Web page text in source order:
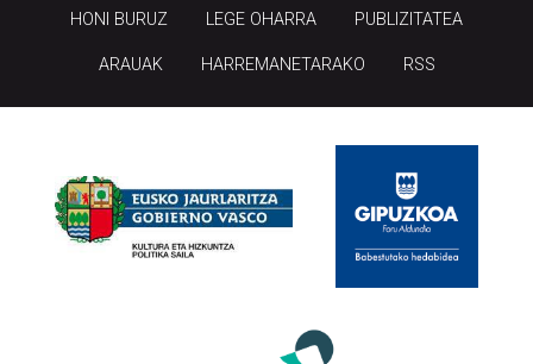
HONI BURUZ LEGE OHARRA PUBLIZITATEA
ARAUAK HARREMANETARAKO RSS